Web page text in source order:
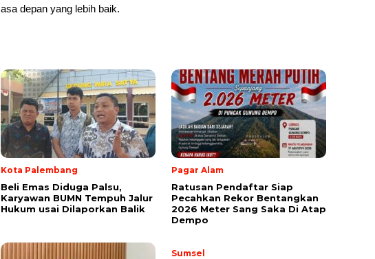
depan yang lebih baik.
Kota Palembang
Beli Emas Diduga Palsu,
Karyawan BUMN Tempuh Jalur
Hukum usai Dilaporkan Balik
Pagar Alam
Ratusan Pendaftar Siap
Pecahkan Rekor Bentangkan
2026 Meter Sang Saka Di Atap
Dempo
Sumsel